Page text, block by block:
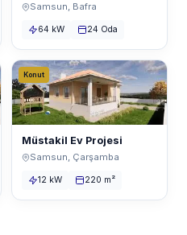
Samsun, Bafra
64 kW 24 Oda
Konut
Müstakil Ev Projesi
Samsun, Çarşamba
12 kW 220 m²